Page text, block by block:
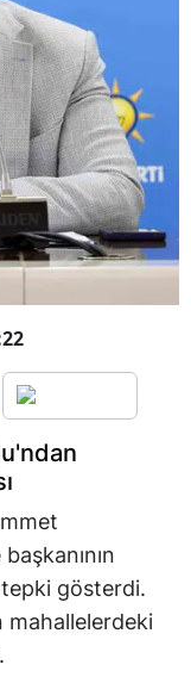
gösterdi.
mahallelerdeki